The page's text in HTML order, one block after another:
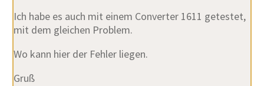
Ich habe es auch mit einem Converter 1611 getestet,
mit dem gleichen Problem.
Wo kann hier der Fehler liegen.
Gruß